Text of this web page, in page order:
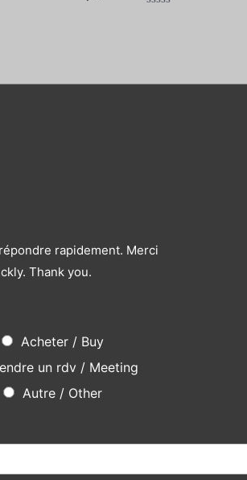
rapidement. Merci
Thank you.
Acheter / Buy
un rdv / Meeting
Autre / Other